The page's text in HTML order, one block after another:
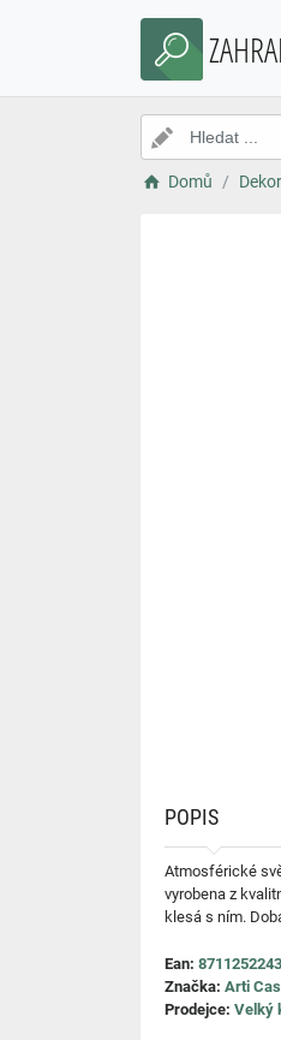
Domů
POPIS
Atmosférické
vyrobena z
klesá s ním.
Ean:
Značka: Arti
Prodejce: Velký